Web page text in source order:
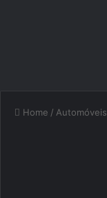
Home / Automóveis